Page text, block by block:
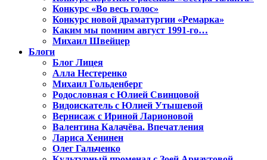
Конкурс «Во весь голос»
Конкурс новой драматургии «Ремарка»
Каким мы помним август 1991-го…
Михаил Швейцер
Блоги
Блог Лицея
Алла Нестеренко
Михаил Гольденберг
Родословная с Юлией Свинцовой
Видоискатель с Юлией Утышевой
Вернисаж с Ириной Ларионовой
Валентина Калачёва. Впечатления
Лариса Хенинен
Олег Гальченко